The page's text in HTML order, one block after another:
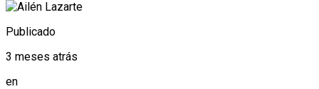
Publicado
3 meses atrás
en